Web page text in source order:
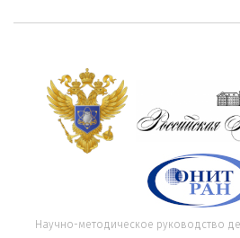
Научно-методическое руководство